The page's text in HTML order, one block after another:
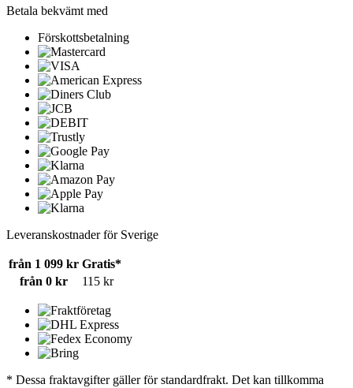
Betala bekvämt med
Förskottsbetalning
Leveranskostnader för Sverige
från 1 099 kr Gratis*
från 0 kr
115 kr
* Dessa fraktavgifter gäller för standardfrakt. Det kan tillkomma